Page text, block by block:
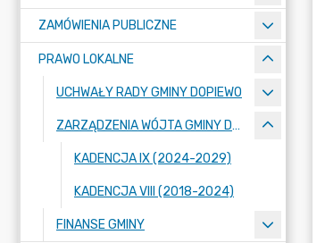
ZAMÓWIENIA PUBLICZNE
PRAWO LOKALNE
UCHWAŁY RADY GMINY DOPIEWO
ZARZĄDZENIA WÓJTA GMINY DOPIEWO
KADENCJA IX (2024-2029)
KADENCJA VIII (2018-2024)
FINANSE GMINY